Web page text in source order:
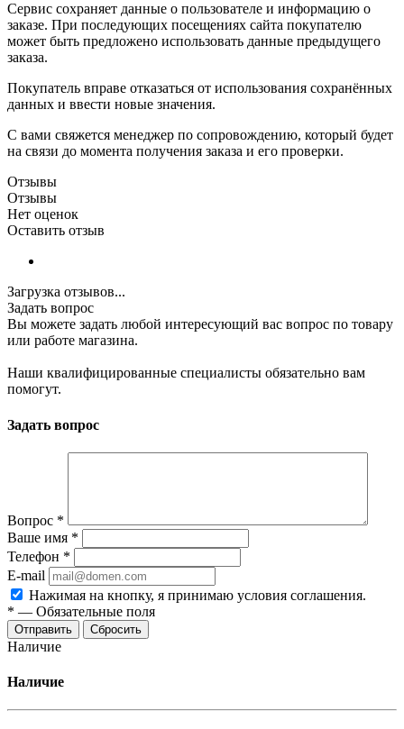
Сервис сохраняет данные о пользователе и информацию о
заказе. При последующих посещениях сайта покупателю
может быть предложено использовать данные предыдущего
заказа.
Покупатель вправе отказаться от использования сохранённых
данных и ввести новые значения.
С вами свяжется менеджер по сопровождению, который будет
на связи до момента получения заказа и его проверки.
Отзывы
Отзывы
Нет оценок
Оставить отзыв
Загрузка отзывов...
Задать вопрос
Вы можете задать любой интересующий вас вопрос по товару
или работе магазина.
Наши квалифицированные специалисты обязательно вам
помогут.
Задать вопрос
Вопрос *
Ваше имя *
Телефон *
E-mail
Нажимая на кнопку, я принимаю условия соглашения.
* — Обязательные поля
Отправить Сбросить
Наличие
Наличие